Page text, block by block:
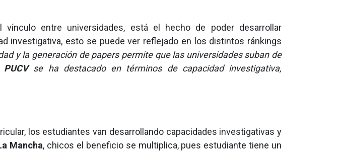
vínculo entre universidades, está el hecho de poder desarrollar
investigativa, esto se puede ver reflejado en los distintos ránkings
y la generación de papers permite que las universidades suban de
PUCVse ha destacado en términos de capacidad investigativa,
los estudiantes van desarrollando capacidades investigativas y
Mancha, chicos el beneficio se multiplica, pues estudiante tiene un